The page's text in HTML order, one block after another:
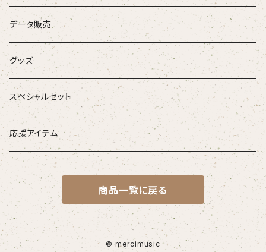
DVD
お得なセット
音源がダウンロードできるアイテム
データ販売
グッズ
スペシャルセット
応援アイテム
商品一覧に戻る
© mercimusic